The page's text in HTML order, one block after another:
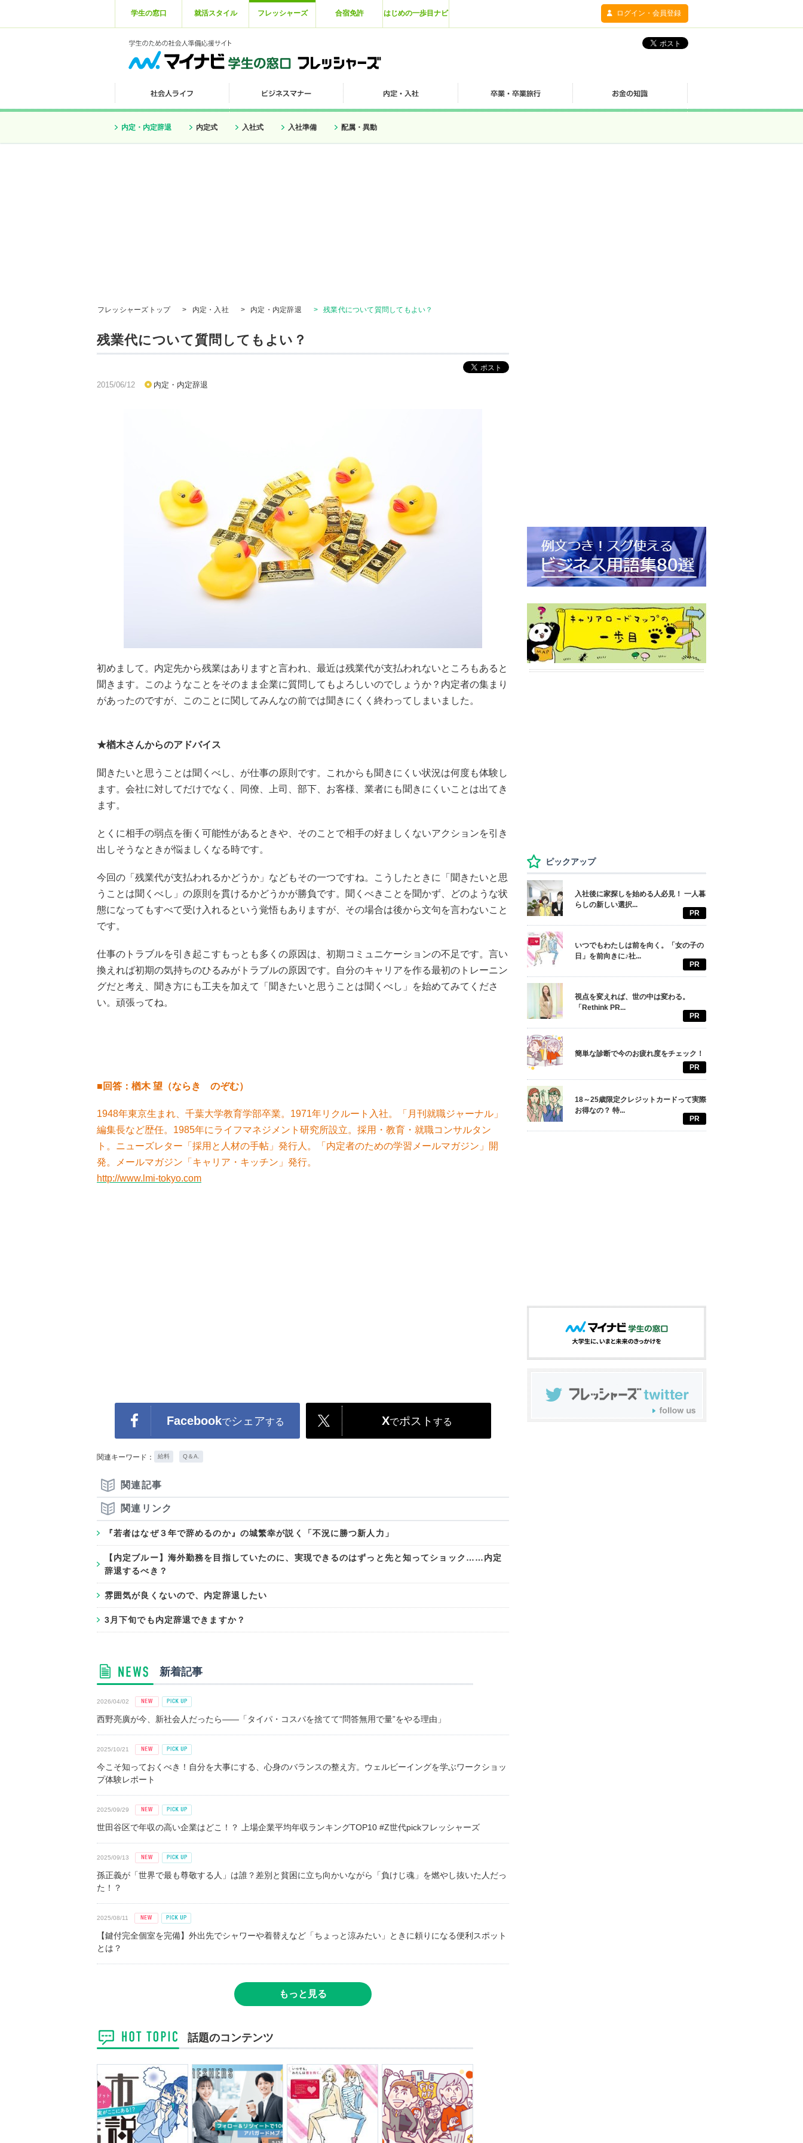
学生の窓口 就活スタイル フレッシャーズ 合宿免許 はじめの一歩目ナビ ログイン・会員登録
内定・内定辞退 内定式 入社式 入社準備 配属・異動
フレッシャーズトップ > 内定・入社 > 内定・内定辞退 > 残業代について質問してもよい？
残業代について質問してもよい？
2015/06/12 内定・内定辞退
初めまして。内定先から残業はありますと言われ、最近は残業代が支払われないところもあると
聞きます。このようなことをそのまま企業に質問してもよろしいのでしょうか？内定者の集まり
があったのですが、このことに関してみんなの前では聞きにくく終わってしまいました。
★楢木さんからのアドバイス
聞きたいと思うことは聞くべし、が仕事の原則です。これからも聞きにくい状況は何度も体験し
ます。会社に対してだけでなく、同僚、上司、部下、お客様、業者にも聞きにくいことは出てき
ます。
とくに相手の弱点を衝く可能性があるときや、そのことで相手の好ましくないアクションを引き
出しそうなときが悩ましくなる時です。
今回の「残業代が支払われるかどうか」などもその一つですね。こうしたときに「聞きたいと思
うことは聞くべし」の原則を貫けるかどうかが勝負です。聞くべきことを聞かず、どのような状
態になってもすべて受け入れるという覚悟もありますが、その場合は後から文句を言わないこと
です。
仕事のトラブルを引き起こすもっとも多くの原因は、初期コミュニケーションの不足です。言い
換えれば初期の気持ちのひるみがトラブルの原因です。自分のキャリアを作る最初のトレーニン
グだと考え、聞き方にも工夫を加えて「聞きたいと思うことは聞くべし」を始めてみてくださ
い。頑張ってね。
■回答：楢木 望（ならき のぞむ）
1948年東京生まれ、千葉大学教育学部卒業。1971年リクルート入社。「月刊就職ジャーナル」
編集長など歴任。1985年にライフマネジメント研究所設立。採用・教育・就職コンサルタン
ト。ニューズレター「採用と人材の手帖」発行人。「内定者のための学習メールマガジン」開
発。メールマガジン「キャリア・キッチン」発行。
http://www.lmi-tokyo.com
Facebookでシェアする Xでポスト する
関連キーワード： 給料 Q＆A.
関連記事
関連リンク
『若者はなぜ３年で辞めるのか』の城繁幸が説く「不況に勝つ新人力」
【内定ブルー】海外勤務を目指していたのに、実現できるのはずっと先と知ってショック……内定
辞退するべき？
雰囲気が良くないので、内定辞退したい
3月下旬でも内定辞退できますか？
新着記事
2026/04/02
西野亮廣が今、新社会人だったら――「タイパ・コスパを捨てて“問答無用で量”をやる理由」
2025/10/21
今こそ知っておくべき！自分を大事にする、心身のバランスの整え方。ウェルビーイングを学ぶワークショッ
プ体験レポート
2025/09/29
世田谷区で年収の高い企業はどこ！？ 上場企業平均年収ランキングTOP10 #Z世代pickフレッシャーズ
2025/09/13
孫正義が「世界で最も尊敬する人」は誰？差別と貧困に立ち向かいながら「負けじ魂」を燃やし抜いた人だっ
た！？
2025/08/11
【鍵付完全個室を完備】外出先でシャワーや着替えなど「ちょっと涼みたい」ときに頼りになる便利スポット
とは？
もっと見る
話題のコンテンツ
ピックアップ
入社後に家探しを始める人必見！ 一人暮
らしの新しい選択...
PR
いつでもわたしは前を向く。「女の子の
日」を前向きに♪社...
PR
視点を変えれば、世の中は変わる。
「Rethink PR...
PR
簡単な診断で今のお疲れ度をチェック！
PR
18～25歳限定クレジットカードって実際
お得なの？ 特...
PR